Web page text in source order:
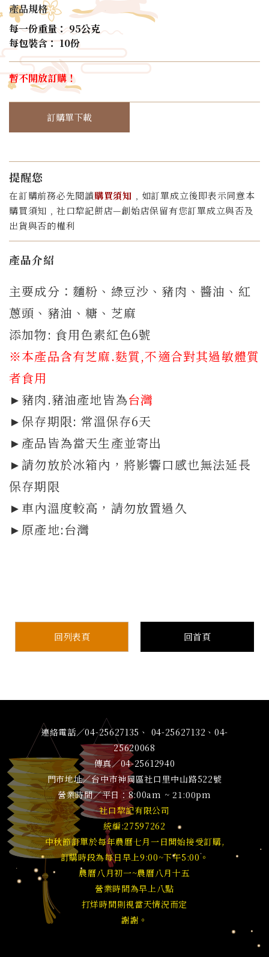
產品規格
每一份重量： 95公克
每包裝含： 10份
暫不開放訂購！
訂購單下載
提醒您
在訂購前務必先閱讀購買須知 ﹐如訂單成立後即表示同意本
購買須知﹐社口犂記餅店—創始店保留有您訂單成立與否及
出貨與否的權利
產品介紹
主要成分：麵粉、綠豆沙、豬肉、醬油、紅
蔥頭、豬油、糖、芝麻
添加物: 食用色素紅色6號
※本產品含有芝麻.麩質,不適合對其過敏體質
者食用
►豬肉.豬油產地皆為台灣
►保存期限: 常溫保存6天
►產品皆為當天生產並寄出
►請勿放於冰箱內，將影響口感也無法延長
保存期限
►車內溫度較高，請勿放置過久
►原產地:台灣
回列表頁 回首頁
連絡電話／04-25627135、 04-25627132、04-
25620068
傳真／04-25612940
門市地址／台中市神岡區社口里中山路522號
營業時間／平日：8:00am ~ 21:00pm
社口犂記有限公司
統編:27597262
中秋節訂單於每年農曆七月一日開始接受訂購,
訂購時段為每日早上9:00~下午5:00。
農曆八月初一~農曆八月十五
營業時間為早上八點
打烊時間則視當天情況而定
謝謝。